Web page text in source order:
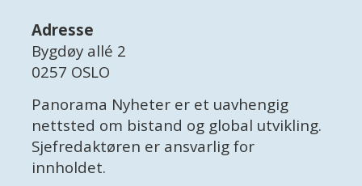
Adresse
Bygdøy allé 2
0257 OSLO
Panorama Nyheter er et uavhengig
nettsted om bistand og global utvikling.
Sjefredaktøren er ansvarlig for
innholdet.